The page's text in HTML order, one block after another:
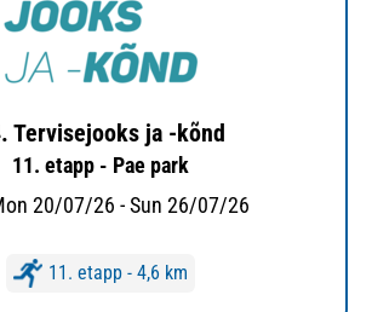
Tervisejooks ja -kõnd
11. etapp - Pae park
20/07/26 - Sun 26/07/26
11. etapp - 4,6 km